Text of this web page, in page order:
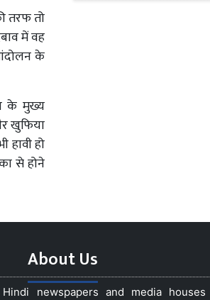
तरफ तो
में वह
के
के मुख्य
खुफिया
हो
से होने
About Us
newspapers and media